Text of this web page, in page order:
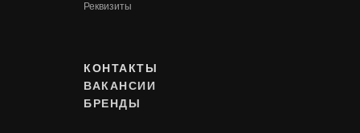
Реквизиты
КОНТАКТЫ
БРЕНДЫ
ВАКАНСИИ